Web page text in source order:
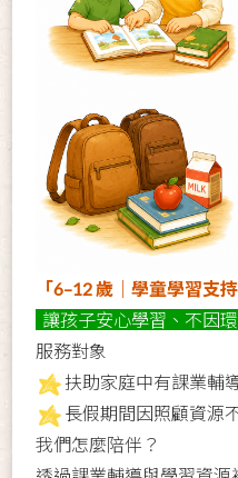
「6–12 歲｜學童學習支持
讓孩子安心學習、不因
服務對象
扶助家庭中有課業輔
長假期間因照顧資源
我們怎麼陪伴？